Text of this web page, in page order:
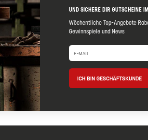
UND SICHERE DIR GUTSCHEINE
Wöchentliche Top-Angebote
Gewinnspiele und News
ICH BIN GESCHÄFTSKUNDE